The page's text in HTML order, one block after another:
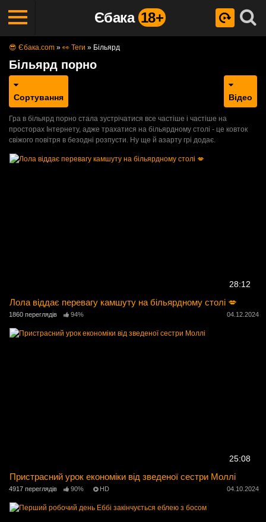
Єбака 18+
😎 Єбака.com » 👀 Теги » Більярд
Більярд порно
Сортування Відео
Гра в більярд порно стала зустрічатися все частіше і частіше на
просторах Інтернету, адже трахатися на більярдному столі - це ковток
свіжого повітря в безодні розпусти. Ну ще й азарту грі додає.
28:12
Лола віддає перевагу камшуту на більярдному столі 💋
1860 переглядів 94% 04.12.2024
25:08
Пристрасний урок економіки від зведеної сестри Моллі
4917 переглядів 90% HD 04.10.2024